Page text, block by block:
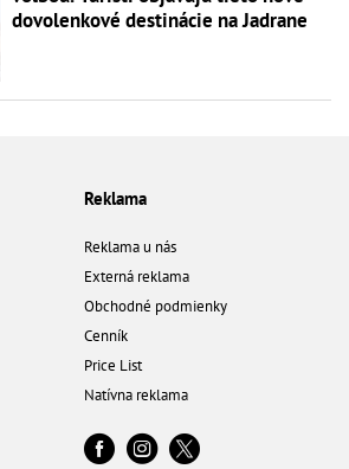
dovolenkové destinácie na Jadrane
Reklama
Reklama u nás
Externá reklama
Obchodné podmienky
Cenník
Price List
Natívna reklama